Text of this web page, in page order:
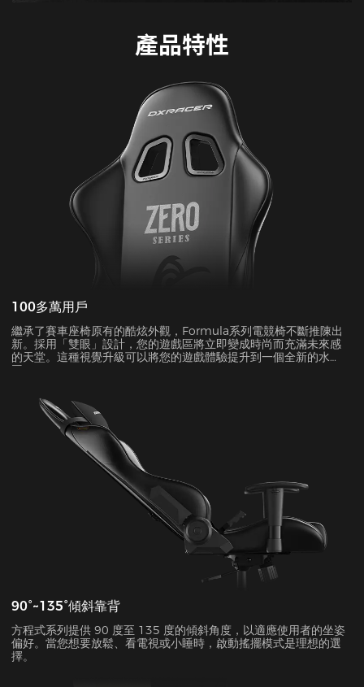
產品特性
100多萬用戶
繼承了賽車座椅原有的酷炫外觀，Formula系列電競椅不斷推陳出
新。採用「雙眼」設計，您的遊戲區將立即變成時尚而充滿未來感
的天堂。這種視覺升級可以將您的遊戲體驗提升到一個全新的水
平。
90°~135°傾斜靠背
方程式系列提供 90 度至 135 度的傾斜角度，以適應使用者的坐姿
偏好。當您想要放鬆、看電視或小睡時，啟動搖擺模式是理想的選
擇。